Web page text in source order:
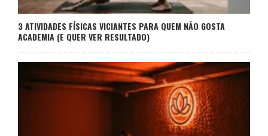
3 ATIVIDADES FÍSICAS VICIANTES PARA QUEM NÃO GOSTA
ACADEMIA (E QUER VER RESULTADO)